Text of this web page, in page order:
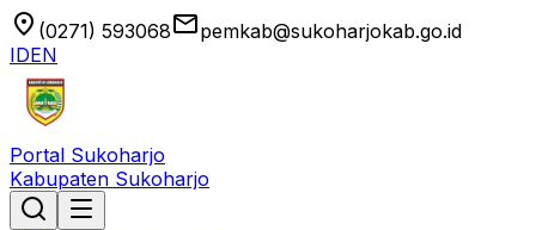
location_on (0271) 593068emailpemkab@sukoharjokab.go.id
IDEN
Portal Sukoharjo
Kabupaten Sukoharjo